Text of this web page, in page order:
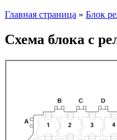
Главная страница » Блок
Схема блока с